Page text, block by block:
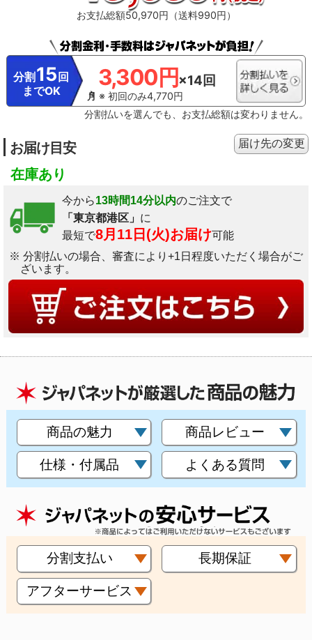
1kW/時の電気代は31円（※）で計算（※2023年9月現在）
お支払総額50,970円（送料990円）
分割 15 回
までOK
3,300円×14回
※ 初回のみ4,770円
分割払いを選んでも、お支払総額は変わりません。
お届け目安
在庫あり
今から13時間14分以内のご注文で
「東京都港区」 に
最短で8月11日(火)お届け可能
※ 分割払いの場合、審査により+1日程度いただく場合がご
ざいます。
届け先の変更
商品の魅力 商品レビュー
仕様・付属品 よくある質問
分割支払い 長期保証
アフターサービス